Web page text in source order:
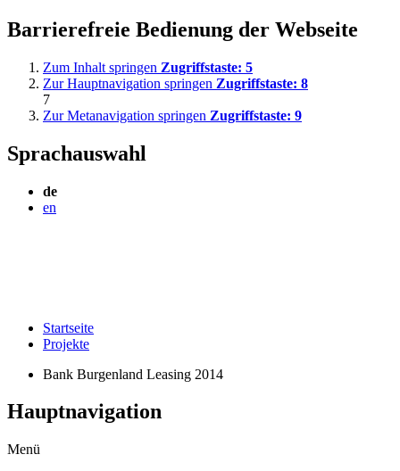
Barrierefreie Bedienung der Webseite
Zum Inhalt springen Zugriffstaste: 5
Zur Hauptnavigation springen Zugriffstaste: 8
7
Zur Metanavigation springen Zugriffstaste: 9
Sprachauswahl
de
en
Startseite
Projekte
Bank Burgenland Leasing 2014
Hauptnavigation
Menü